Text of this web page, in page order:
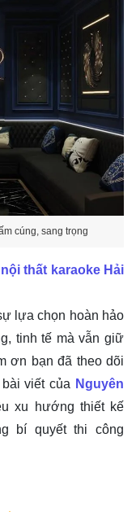
cúng, sang trọng
thất karaoke Hải
lựa chọn hoàn hảo
tinh tế mà vẫn giữ
ơn bạn đã theo dõi
viết của Nguyên
xu hướng thiết kế
bí quyết thi công